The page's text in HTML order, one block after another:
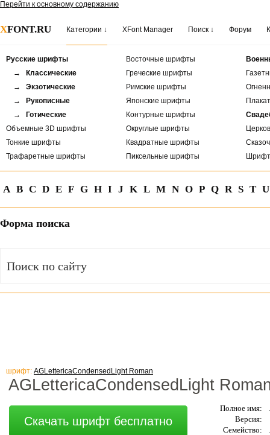
Перейти к основному содержанию
XFONT.RU Категории ↓ XFont Manager Поиск ↓ Форум
Русские шрифты
→ Классические
→ Экзотические
→ Рукописные
→ Готические
Объемные 3D шрифты
Тонкие шрифты
Трафаретные шрифты
Восточные шрифты
Греческие шрифты
Римские шрифты
Японские шрифты
Контурные шрифты
Округлые шрифты
Квадратные шрифты
Пиксельные шрифты
A B C D E F G H I J K L M N O P Q R S T U
Форма поиска
шрифт: AGLettericaCondensedLight Roman
AGLettericaCondensedLight
Скачать шрифт бесплатно
Полное имя:
Версия:
Семейство: